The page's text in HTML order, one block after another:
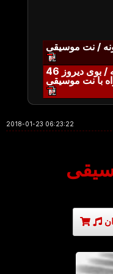
/ نت موسیقی
بوی دیروز 46
با نت موسیقی
2018-01-23 06:23:22